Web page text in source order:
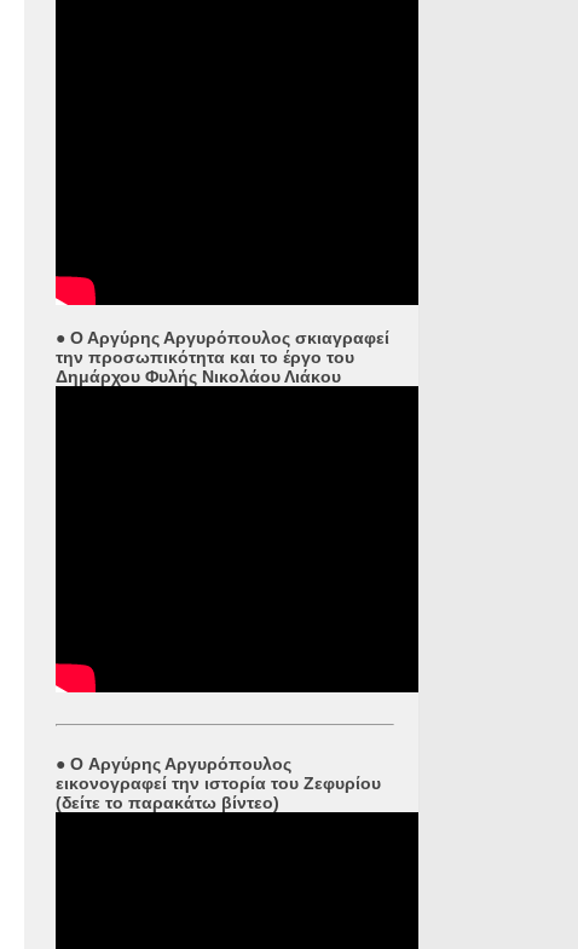
● Ο Αργύρης Αργυρόπουλος σκιαγραφεί
την προσωπικότητα και το έργο του
Δημάρχου Φυλής Νικολάου Λιάκου
● O Αργύρης Αργυρόπουλος
εικονογραφεί την ιστορία του Ζεφυρίου
(δείτε το παρακάτω βίντεο)